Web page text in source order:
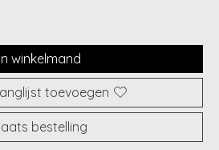
In winkelmand
toevoegen
bestelling